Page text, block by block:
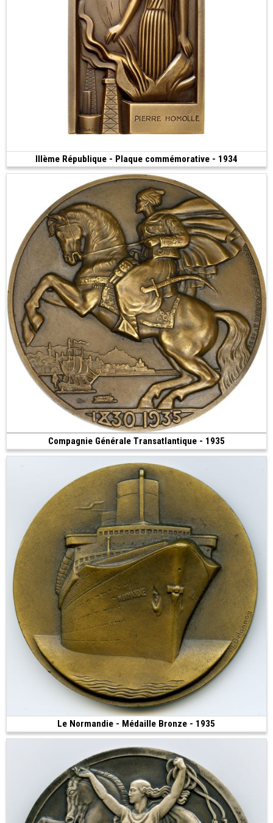
IIIème République - Plaque commémorative - 19343 500 €
(1934 • Monnaie de Paris • 407.00 g • 105 mm)
Compagnie Générale Transatlantique - 1935
(1935 • Paris • 155.17 g • 68 mm)
Le Normandie - Médaille Bronze - 1935
(1935 • 50.43 mm)